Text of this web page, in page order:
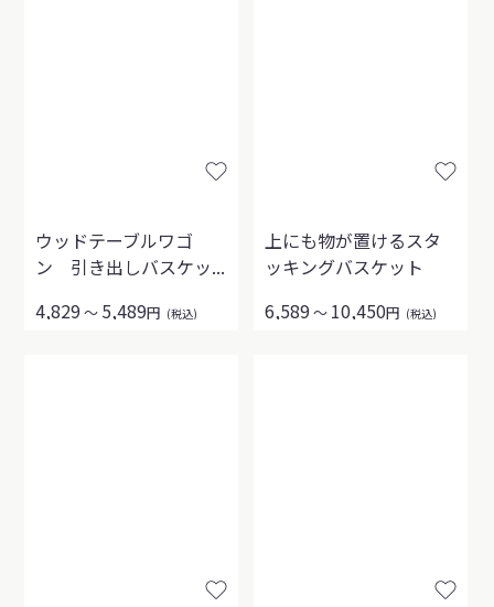
ウッドテーブルワゴ
ン 引き出しバスケッ...
4,829～ 5,489円 (税込)
上にも物が置けるスタ
ッキングバスケット
6,589～ 10,450円 (税込)